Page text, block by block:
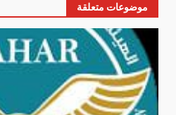
موضوعات متعلقة